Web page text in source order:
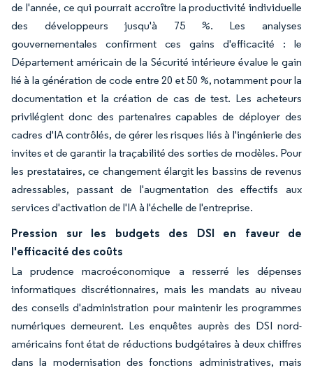
de l'année, ce qui pourrait accroître la productivité individuelle
des développeurs jusqu'à 75 %. Les analyses
gouvernementales confirment ces gains d'efficacité : le
Département américain de la Sécurité intérieure évalue le gain
lié à la génération de code entre 20 et 50 %, notamment pour la
documentation et la création de cas de test. Les acheteurs
privilégient donc des partenaires capables de déployer des
cadres d'IA contrôlés, de gérer les risques liés à l'ingénierie des
invites et de garantir la traçabilité des sorties de modèles. Pour
les prestataires, ce changement élargit les bassins de revenus
adressables, passant de l'augmentation des effectifs aux
services d'activation de l'IA à l'échelle de l'entreprise.
Pression sur les budgets des DSI en faveur de
l'efficacité des coûts
La prudence macroéconomique a resserré les dépenses
informatiques discrétionnaires, mais les mandats au niveau
des conseils d'administration pour maintenir les programmes
numériques demeurent. Les enquêtes auprès des DSI nord-
américains font état de réductions budgétaires à deux chiffres
dans la modernisation des fonctions administratives, mais